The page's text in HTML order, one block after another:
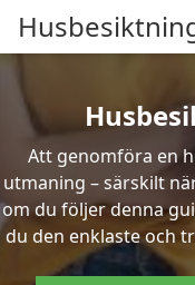
Att genomföra en
utmaning – särskilt
om du följer denna
du den enklaste och